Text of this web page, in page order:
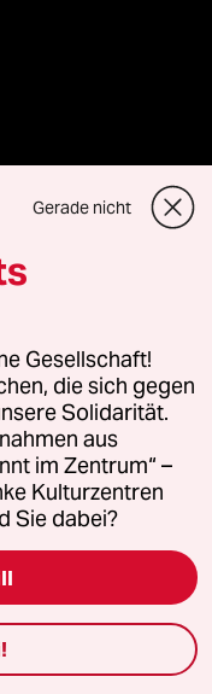
Gerade nicht
Gesellschaft!
die sich gegen
Solidarität.
aus
im Zentrum“ –
Kulturzentren
Sie dabei?